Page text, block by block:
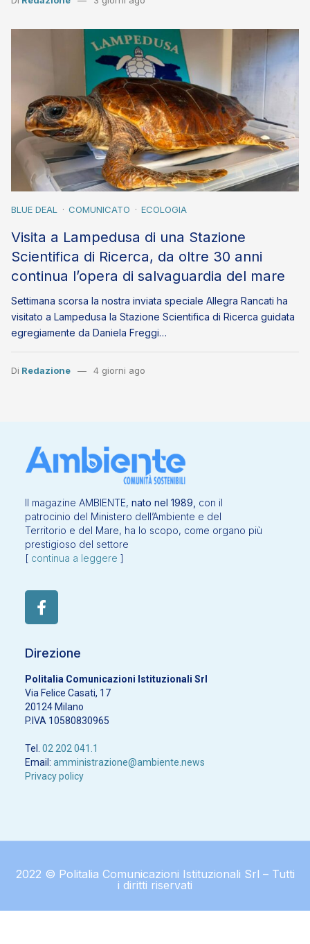
BLUE DEAL COMUNICATO ECOLOGIA
Visita a Lampedusa di una Stazione
Scientifica di Ricerca, da oltre 30 anni
continua l’opera di salvaguardia del mare
Settimana scorsa la nostra inviata speciale Allegra Rancati ha
visitato a Lampedusa la Stazione Scientifica di Ricerca guidata
egregiamente da Daniela Freggi…
Di Redazione 4 giorni ago
Il magazine AMBIENTE, nato nel 1989, con il
patrocinio del Ministero dell’Ambiente e del
Territorio e del Mare, ha lo scopo, come organo più
prestigioso del settore
[ continua a leggere ]
Direzione
Politalia Comunicazioni Istituzionali Srl
Via Felice Casati, 17
20124 Milano
P.IVA 10580830965
Tel. 02 202 041.1
Email: amministrazione@ambiente.news
Privacy policy
2022 © Politalia Comunicazioni Istituzionali Srl – Tutti
i diritti riservati